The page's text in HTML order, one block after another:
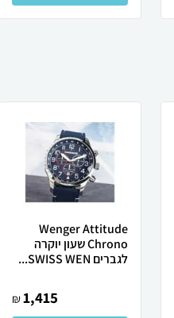
Wenger Attitude
Chrono שעון יוקרה
לגברים SWISS WEN...
1,415
₪